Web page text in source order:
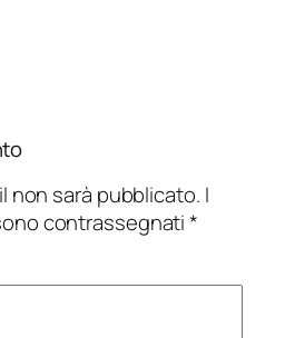
non sarà pubblicato. I
contrassegnati*